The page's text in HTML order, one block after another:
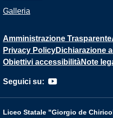
Galleria
Amministrazione Trasparente
Privacy PolicyDichiarazione
Obiettivi accessibilitàNote
Seguici su:
Liceo Statale "Giorgio de